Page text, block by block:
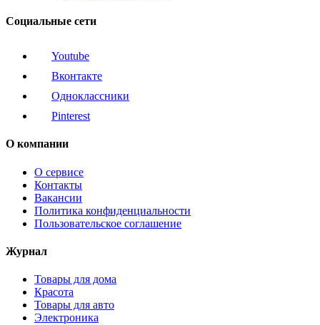
Социальные сети
Youtube
Вконтакте
Одноклассники
Pinterest
О компании
О сервисе
Контакты
Вакансии
Политика конфиденциальности
Пользовательское соглашение
Журнал
Товары для дома
Красота
Товары для авто
Электроника